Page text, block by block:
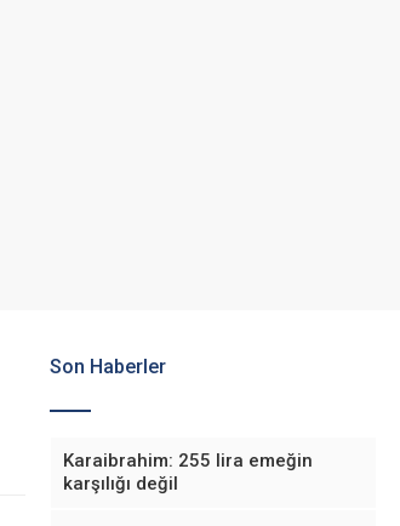
Son Haberler
Karaibrahim: 255 lira emeğin
karşılığı değil